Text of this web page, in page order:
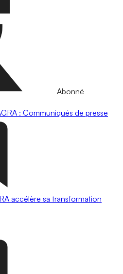
Abonné
: Communiqués de presse
accélère sa transformation